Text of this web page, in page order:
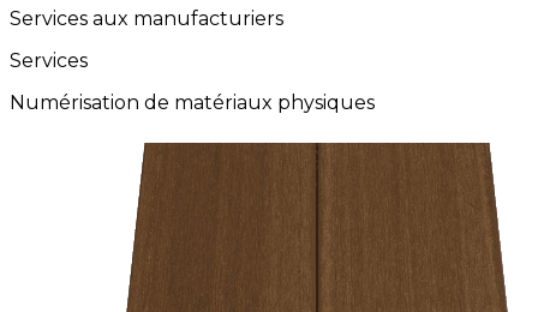
Services aux manufacturiers
Services
Numérisation de matériaux physiques